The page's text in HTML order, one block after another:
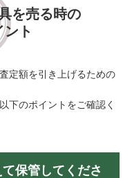
を売る時の
ト
定額を引き上げるための
下のポイントをご確認く
保管してくださ